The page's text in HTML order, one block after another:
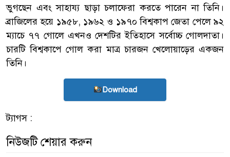
ভুগছেন এবং সাহায্য ছাড়া চলাফেরা করতে পারেন না তিনি।
ব্রাজিলের হয়ে ১৯৫৮, ১৯৬২ ও ১৯৭০ বিশ্বকাপ জেতা পেলে ৯২
ম্যাচে ৭৭ গোলে এখনও দেশটির ইতিহাসে সর্বোচ্চ গোলদাতা।
চারটি বিশ্বকাপে গোল করা মাত্র চারজন খেলোয়াড়ের একজন
তিনি।
Download
ট্যাগস :
নিউজটি শেয়ার করুন